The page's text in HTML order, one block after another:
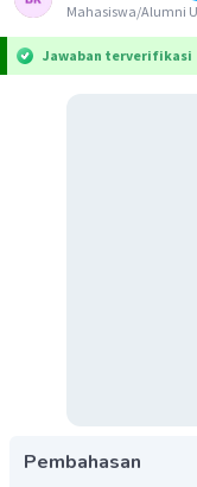
Mahasiswa/Alumni
Jawaban terverifikasi
Pembahasan